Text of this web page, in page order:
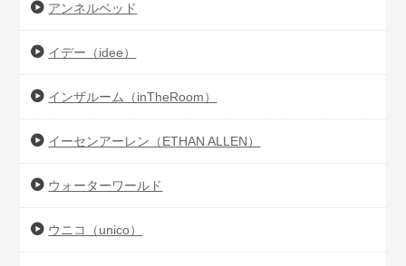
アンネルベッド
イデー（idee）
インザルーム（inTheRoom）
イーセンアーレン（ETHAN ALLEN）
ウォーターワールド
ウニコ（unico）